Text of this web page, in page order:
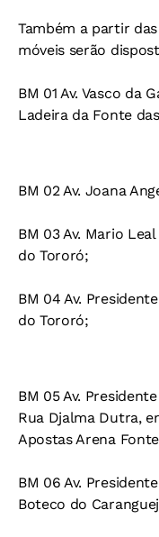
Também a partir
móveis serão
BM 01 Av. Vasco da
Ladeira da Fonte
BM 02 Av. Joana
BM 03 Av. Mario
do Tororó;
BM 04 Av.
do Tororó;
BM 05 Av.
Rua Djalma Dutra,
Apostas Arena
BM 06 Av.
Boteco do